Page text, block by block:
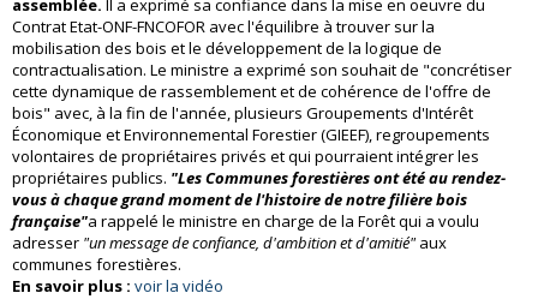
assemblée. Il a exprimé sa confiance dans la mise en oeuvre du
Contrat Etat-ONF-FNCOFOR avec l'équilibre à trouver sur la
mobilisation des bois et le développement de la logique de
contractualisation. Le ministre a exprimé son souhait de "concrétiser
cette dynamique de rassemblement et de cohérence de l'offre de
bois" avec, à la fin de l'année, plusieurs Groupements d'Intérêt
Économique et Environnemental Forestier (GIEEF), regroupements
volontaires de propriétaires privés et qui pourraient intégrer les
propriétaires publics. "Les Communes forestières ont été au rendez-
vous à chaque grand moment de l'histoire de notre filière bois
française"a rappelé le ministre en charge de la Forêt qui a voulu
adresser "un message de confiance, d'ambition et d'amitié" aux
communes forestières.
En savoir plus : voir la vidéo